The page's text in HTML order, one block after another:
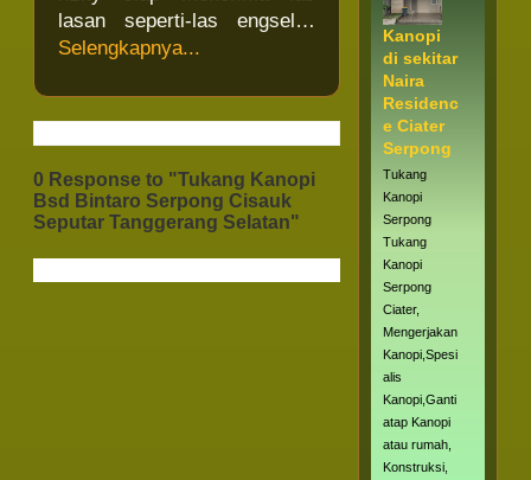
lasan seperti-las engsel…
Selengkapnya...
0 Response to "Tukang Kanopi
Bsd Bintaro Serpong Cisauk
Seputar Tanggerang Selatan"
Kanopi
di sekitar
Naira
Residenc
e Ciater
Serpong
Tukang
Kanopi
Serpong
Tukang
Kanopi
Serpong
Ciater,
Mengerjakan
Kanopi,Spesi
alis
Kanopi,Ganti
atap Kanopi
atau rumah,
Konstruksi,